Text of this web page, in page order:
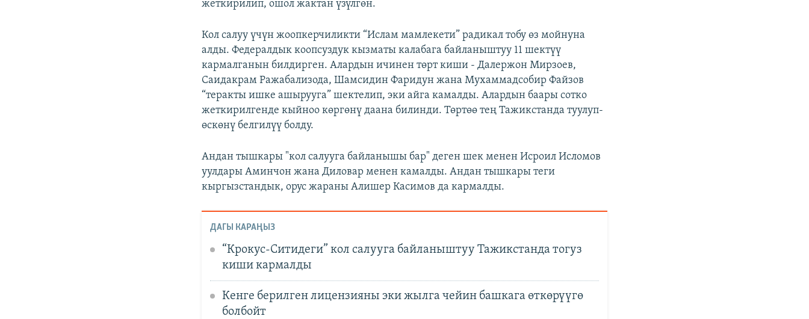
жеткирилип, ошол жактан үзүлгөн.
Кол салуу үчүн жоопкерчиликти “Ислам мамлекети” радикал тобу өз мойнуна
алды. Федералдык коопсуздук кызматы калабага байланыштуу 11 шектүү
кармалганын билдирген. Алардын ичинен төрт киши - Далержон Мирзоев,
Саидакрам Ражабализода, Шамсидин Фаридун жана Мухаммадсобир Файзов
“теракты ишке ашырууга” шектелип, эки айга камалды. Алардын баары сотко
жеткирилгенде кыйноо көргөнү даана билинди. Төртөө тең Тажикстанда туулуп-
өскөнү белгилүү болду.
Андан тышкары "кол салууга байланышы бар" деген шек менен Исроил Исломов
уулдары Аминчон жана Диловар менен камалды. Андан тышкары теги
кыргызстандык, орус жараны Алишер Касимов да кармалды.
ДАГЫ КАРАҢЫЗ
“Крокус-Ситидеги” кол салууга байланыштуу Тажикстанда тогуз
киши кармалды
Кенге берилген лицензияны эки жылга чейин башкага өткөрүүгө
болбойт